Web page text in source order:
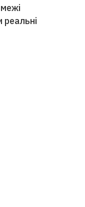
реальні